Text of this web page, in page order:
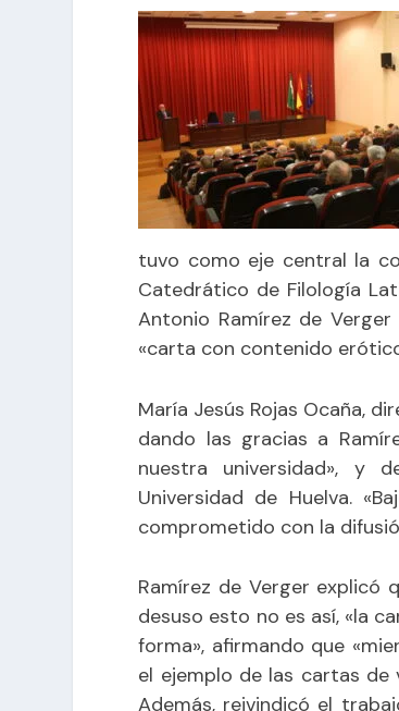
tuvo como eje central la
Catedrático de Filología
Antonio Ramírez de
«carta con contenido
María Jesús Rojas Ocaña,
dando las gracias a
nuestra universidad», y
Universidad de Huelva.
comprometido con la
Ramírez de Verger explicó
desuso esto no es así, «la
forma», afirmando que
el ejemplo de las cartas de
Además, reivindicó el